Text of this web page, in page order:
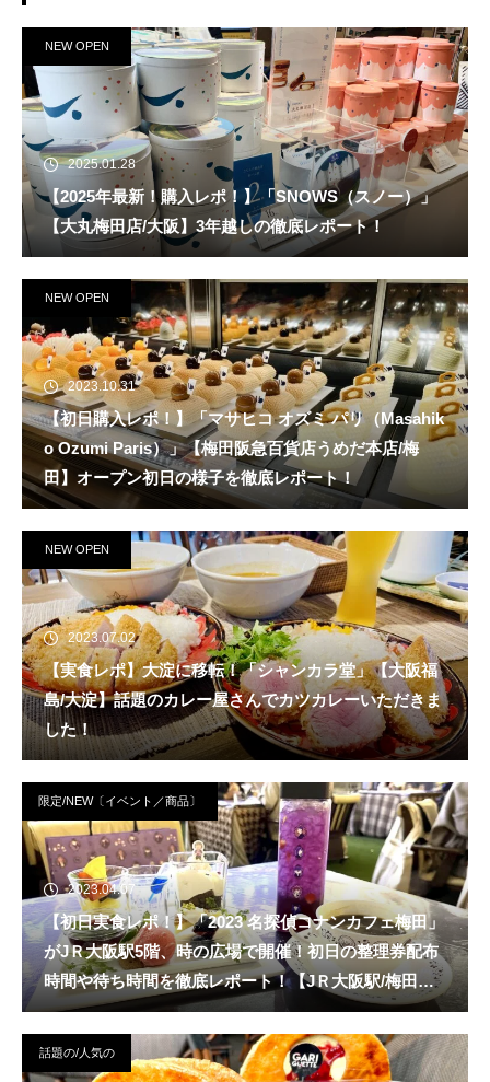
NEW OPEN
2025.01.28
【2025年最新！購入レポ！】「SNOWS（スノー）」
【大丸梅田店/大阪】3年越しの徹底レポート！
NEW OPEN
2023.10.31
【初日購入レポ！】「マサヒコ オズミ パリ（Masahik
o Ozumi Paris）」【梅田阪急百貨店うめだ本店/梅
田】オープン初日の様子を徹底レポート！
NEW OPEN
2023.07.02
【実食レポ】大淀に移転！「シャンカラ堂」【大阪福
島/大淀】話題のカレー屋さんでカツカレーいただきま
した！
限定/NEW〔イベント／商品〕
2023.04.07
【初日実食レポ！】「2023 名探偵コナンカフェ梅田」
がJＲ大阪駅5階、時の広場で開催！初日の整理券配布
時間や待ち時間を徹底レポート！【JＲ大阪駅/梅田
駅】
話題の/人気の